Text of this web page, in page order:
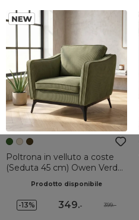
Poltrona in velluto a coste
(Seduta 45 cm) Owen Verde
Prodotto disponibile
-13% 349.- 399.-